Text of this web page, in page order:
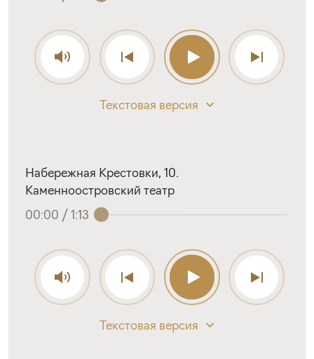
Текстовая версия
Набережная Крестовки, 10.
Каменноостровский театр
00:00 / 1:13
Текстовая версия